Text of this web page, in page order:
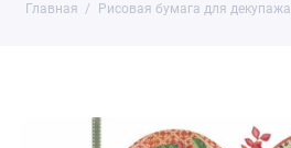
Главная Рисовая бумага для декупажа